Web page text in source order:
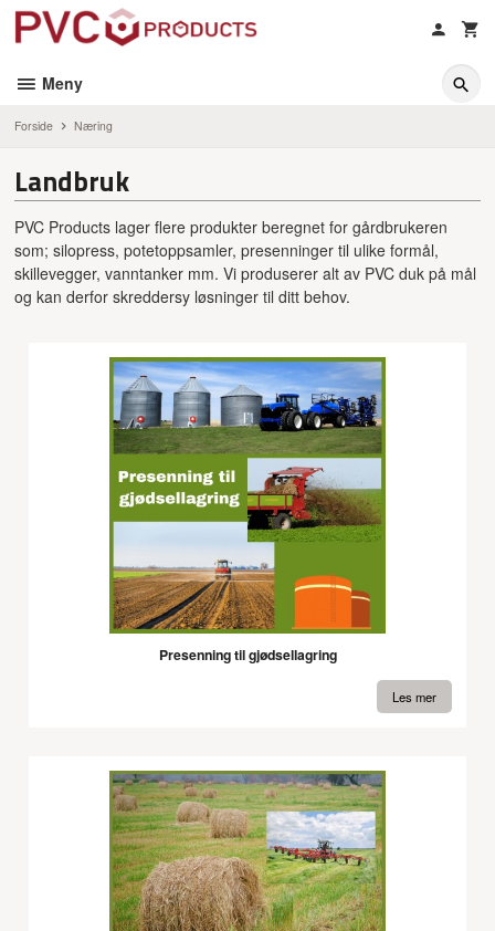
Gå
Meny
Forside Næring
Landbruk
PVC Products lager flere produkter beregnet for gårdbrukeren
som; silopress, potetoppsamler, presenninger til ulike formål,
skillevegger, vanntanker mm. Vi produserer alt av PVC duk på mål
og kan derfor skreddersy løsninger til ditt behov.
Presenning til gjødsellagring
Les mer